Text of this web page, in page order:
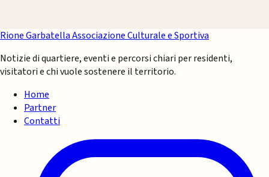
Rione GarbatellaAssociazione Culturale e Sportiva
Notizie di quartiere, eventi e percorsi chiari per residenti,
visitatori e chi vuole sostenere il territorio.
Home
Partner
Contatti